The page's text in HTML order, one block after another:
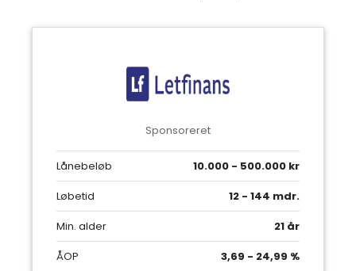
Sponsoreret
Lånebeløb
10.000 - 500.000 kr
Løbetid
12 - 144 mdr.
Min. alder
21 år
ÅOP
3,69 - 24,99 %